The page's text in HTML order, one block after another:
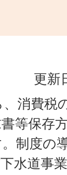
更新
消費税
等保存
制度の
水道事